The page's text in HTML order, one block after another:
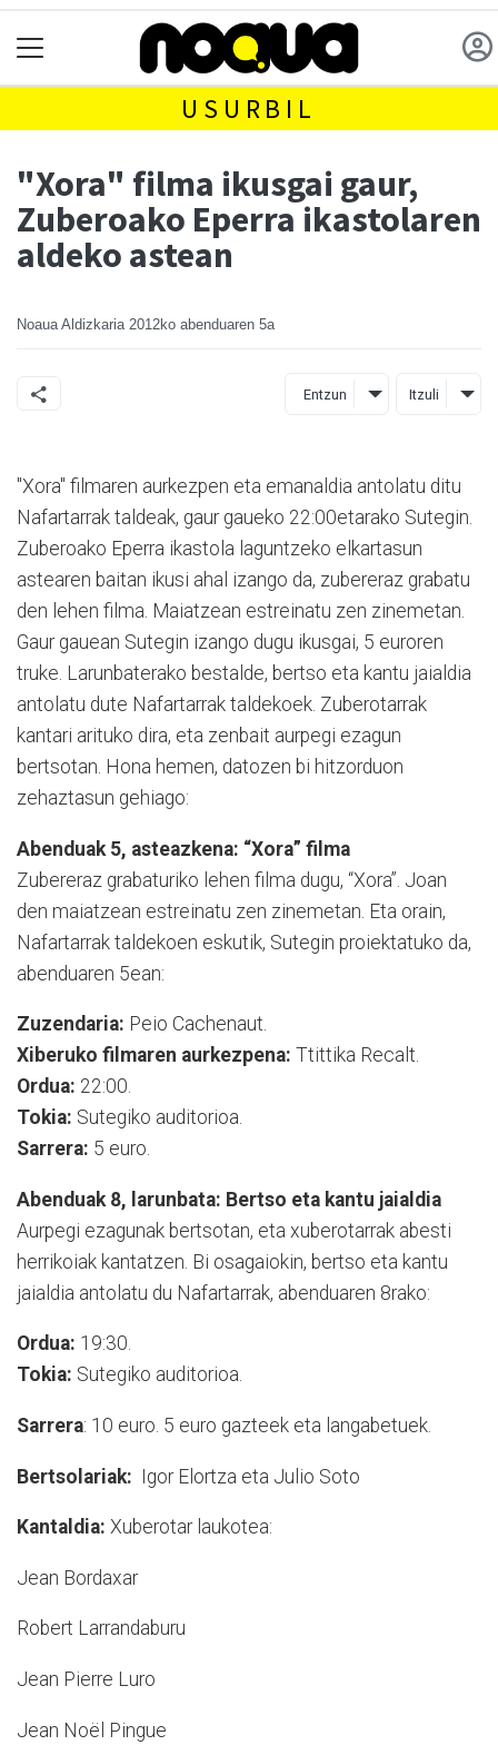
USURBIL
"Xora" filma ikusgai gaur,
Zuberoako Eperra ikastolaren
aldeko astean
Noaua Aldizkaria 2012ko abenduaren 5a
Entzun Itzuli
"Xora" filmaren aurkezpen eta emanaldia antolatu ditu
Nafartarrak taldeak, gaur gaueko 22:00etarako Sutegin.
Zuberoako Eperra ikastola laguntzeko elkartasun
astearen baitan ikusi ahal izango da, zubereraz grabatu
den lehen filma. Maiatzean estreinatu zen zinemetan.
Gaur gauean Sutegin izango dugu ikusgai, 5 euroren
truke. Larunbaterako bestalde, bertso eta kantu jaialdia
antolatu dute Nafartarrak taldekoek. Zuberotarrak
kantari arituko dira, eta zenbait aurpegi ezagun
bertsotan. Hona hemen, datozen bi hitzorduon
zehaztasun gehiago:
Abenduak 5, asteazkena: “Xora” filma
Zubereraz grabaturiko lehen filma dugu, “Xora”. Joan
den maiatzean estreinatu zen zinemetan. Eta orain,
Nafartarrak taldekoen eskutik, Sutegin proiektatuko da,
abenduaren 5ean:
Zuzendaria: Peio Cachenaut.
Xiberuko filmaren aurkezpena: Ttittika Recalt.
Ordua: 22:00.
Tokia: Sutegiko auditorioa.
Sarrera: 5 euro.
Abenduak 8, larunbata: Bertso eta kantu jaialdia
Aurpegi ezagunak bertsotan, eta xuberotarrak abesti
herrikoiak kantatzen. Bi osagaiokin, bertso eta kantu
jaialdia antolatu du Nafartarrak, abenduaren 8rako:
Ordua: 19:30.
Tokia: Sutegiko auditorioa.
Sarrera: 10 euro. 5 euro gazteek eta langabetuek.
Bertsolariak: Igor Elortza eta Julio Soto
Kantaldia: Xuberotar laukotea:
Jean Bordaxar
Robert Larrandaburu
Jean Pierre Luro
Jean Noël Pingue